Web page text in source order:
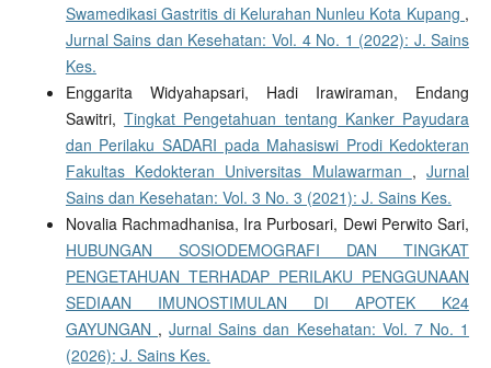
Swamedikasi Gastritis di Kelurahan Nunleu Kota Kupang ,
Jurnal Sains dan Kesehatan: Vol. 4 No. 1 (2022): J. Sains
Kes.
Enggarita Widyahapsari, Hadi Irawiraman, Endang
Sawitri,Tingkat Pengetahuan tentang Kanker Payudara
dan Perilaku SADARI pada Mahasiswi Prodi Kedokteran
Fakultas Kedokteran Universitas Mulawarman ,Jurnal
Sains dan Kesehatan: Vol. 3 No. 3 (2021): J. Sains Kes.
Novalia Rachmadhanisa, Ira Purbosari, Dewi Perwito Sari,
HUBUNGAN SOSIODEMOGRAFI DAN TINGKAT
PENGETAHUAN TERHADAP PERILAKU PENGGUNAAN
SEDIAAN IMUNOSTIMULAN DI APOTEK K24
GAYUNGAN ,Jurnal Sains dan Kesehatan: Vol. 7 No. 1
(2026): J. Sains Kes.